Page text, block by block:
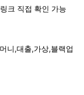
크 직접 확인 가능
니,대출,가상,블랙업